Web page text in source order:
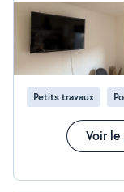
referai appel à lui si
Petits travaux
Voir